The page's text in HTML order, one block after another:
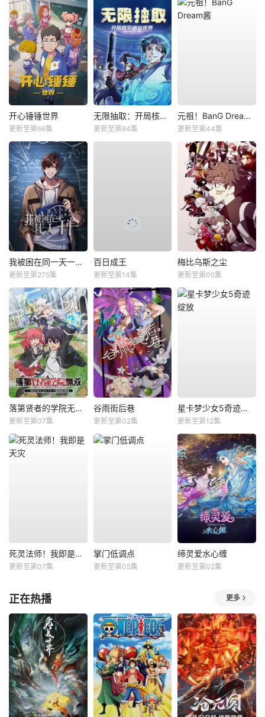
开心锤锤世界
更新至第66集
无限抽取：开局核平修仙世界动态漫
更新至第84集
元祖！BanG Dream酱
更新至第44集
我被困在同一天一千年动态漫
更新至第275集
百日成王
更新至第14集
梅比乌斯之尘
更新至第05集
落第贤者的学院无双第二回转生，S等级作弊魔术师冒险记
更新至第07集
谷雨街后巷
更新至第02集
星卡梦少女5奇迹绽放
更新至第12集
死灵法师！我即是天灾
更新至第07集
掌门低调点
更新至第05集
缔灵爱水心缠
更新至第02集
正在热播 更多